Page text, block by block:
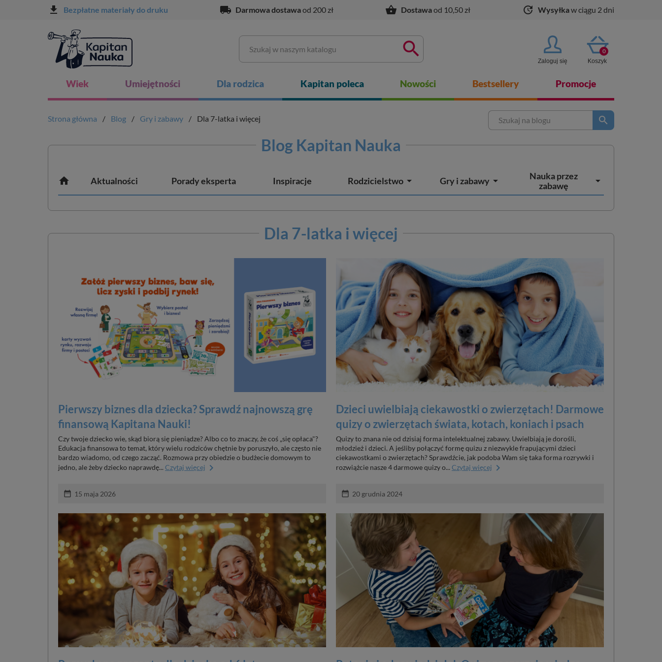
file_download Bezpłatne materiały do druku local_shipping Darmowa dostawaod 200 zł shopping_basket Dostawaod 10,50 zł update Wysyłkaw ciągu 2 dni

Zaloguj się
0
Koszyk
Wiek Umiejętności Dla rodzica Kapitan poleca Nowości Bestsellery Promocje
Strona główna Blog Gry i zabawy Dla 7-latka i więcej search
Blog Kapitan Nauka
 Aktualności Porady eksperta Inspiracje Rodzicielstwo Gry i zabawy
Nauka przez
zabawę

Dla 7-latka i więcej
Pierwszy biznes dla dziecka? Sprawdź najnowszą grę
finansową Kapitana Nauki!
Czy twoje dziecko wie, skąd biorą się pieniądze? Albo co to znaczy, że coś „się opłaca"?
Edukacja finansowa to temat, który wielu rodziców chętnie by poruszyło, ale często nie
bardzo wiadomo, od czego zacząć. Rozmowa przy obiedzie o budżecie domowym to
jedno, ale żeby dziecko naprawdę... Czytaj więcej keyboard_arrow_right
date_range 15 maja 2026
Dzieci uwielbiają ciekawostki o zwierzętach! Darmowe
quizy o zwierzętach świata, kotach, koniach i psach
Quizy to znana nie od dzisiaj forma intelektualnej zabawy. Uwielbiają je dorośli,
młodzież i dzieci. A jeśliby połączyć formę quizu z niezwykle frapującymi dzieci
ciekawostkami o zwierzętach? Sprawdźcie, jak podoba Wam się taka forma rozrywki i
rozwiążcie nasze 4 darmowe quizy o... Czytaj więcej keyboard_arrow_right
date_range 20 grudnia 2024